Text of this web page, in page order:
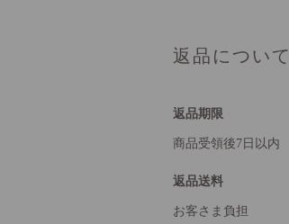
返品について
返品期限
商品受領後7日以内
返品送料
お客さま負担